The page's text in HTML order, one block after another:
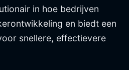
in hoe bedrijven
en biedt een
snellere, effectievere